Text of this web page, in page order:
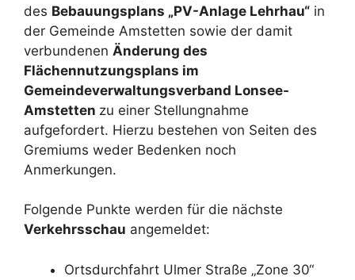
des Bebauungsplans „PV-Anlage Lehrhau“ in
der Gemeinde Amstetten sowie der damit
verbundenen Änderung des
Flächennutzungsplans im
Gemeindeverwaltungsverband Lonsee-
Amstetten zu einer Stellungnahme
aufgefordert. Hierzu bestehen von Seiten des
Gremiums weder Bedenken noch
Anmerkungen.
Folgende Punkte werden für die nächste
Verkehrsschau angemeldet:
Ortsdurchfahrt Ulmer Straße „Zone 30“